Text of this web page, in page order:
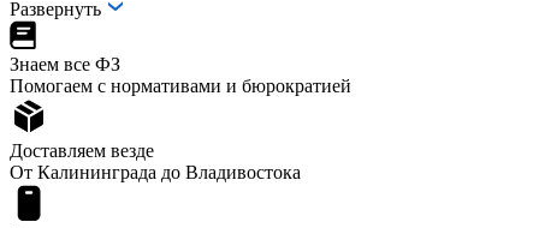
Развернуть
Знаем все ФЗ
Помогаем с нормативами и бюрократией
Доставляем везде
От Калининграда до Владивостока